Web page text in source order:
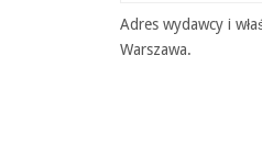
Adres wydawcy i
Warszawa.